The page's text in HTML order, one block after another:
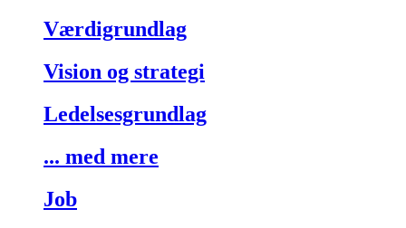
Værdigrundlag
Vision og strategi
Ledelsesgrundlag
... med mere
Job